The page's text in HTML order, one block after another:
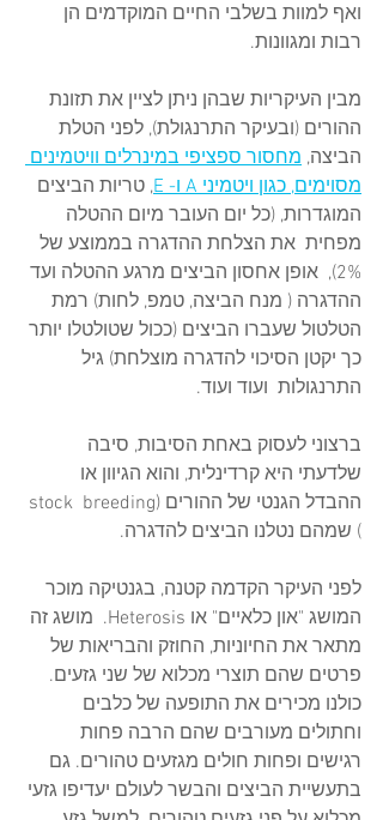
ואף למוות בשלבי החיים המוקדמים הן
רבות ומגוונות.
מבין העיקריות שבהן ניתן לציין את תזונת
ההורים (ובעיקר התרנגולת), לפני הטלת
הביצה, מחסור ספציפי במינרלים וויטמינים
מסוימים, כגון ויטמיני A ו- E
, טריות הביצים
המוגדרות, (כל יום העובר מיום ההטלה
מפחית  את הצלחת ההדגרה בממוצע של
2%),  אופן אחסון הביצים מרגע ההטלה ועד
ההדגרה ( מנח הביצה, טמפ, לחות) רמת
הטלטול שעברו הביצים (ככול שטולטלו יותר
כך יקטן הסיכוי להדגרה מוצלחת) גיל
התרנגולות  ועוד ועוד.
ברצוני לעסוק באחת הסיבות, סיבה
שלדעתי היא קרדינלית, והוא הגיוון או
) שמהם נטלנו הביצים להדגרה.
לפני העיקר הקדמה קטנה, בגנטיקה מוכר
המושג "און כלאיים" או Heterosis.  מושג זה
מתאר את החיוניות, החוזק והבריאות של
פרטים שהם תוצרי מכלוא של שני גזעים.
כולנו מכירים את התופעה של כלבים
וחתולים מעורבים שהם הרבה פחות
רגישים ופחות חולים מגזעים טהורים. גם
בתעשיית הביצים והבשר לעולם יעדיפו גזעי